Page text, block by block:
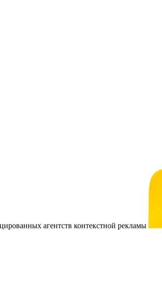
агентств контекстной рекламы